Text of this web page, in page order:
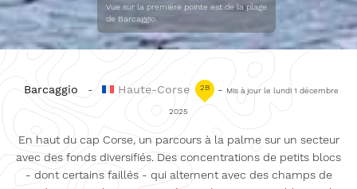
Vue sur la première pointe est de la plage
de Barcaggio.
Barcaggio - Haute-Corse 2B - Mis à jour le lundi 1 décembre
2025
En haut du cap Corse, un parcours à la palme sur un secteur
avec des fonds diversifiés. Des concentrations de petits blocs
- dont certains faillés - qui alternent avec des champs de